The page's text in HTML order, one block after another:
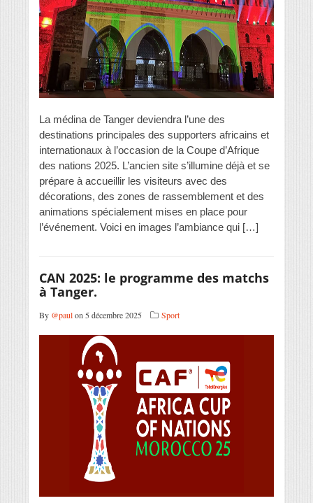
La médina de Tanger deviendra l’une des
destinations principales des supporters africains et
internationaux à l’occasion de la Coupe d’Afrique
des nations 2025. L’ancien site s’illumine déjà et se
prépare à accueillir les visiteurs avec des
décorations, des zones de rassemblement et des
animations spécialement mises en place pour
l’événement. Voici en images l’ambiance qui […]
CAN 2025: le programme des matchs
à Tanger.
By @paulon 5 décembre 2025 Sport